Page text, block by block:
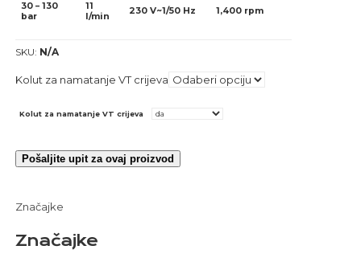
30 – 130
bar
11
l/min
230 V~1/50 Hz 1,400 rpm
SKU: N/A
Kolut za namatanje VT crijeva
Kolut za namatanje VT crijeva
Pošaljite upit za ovaj proizvod
Značajke
Značajke